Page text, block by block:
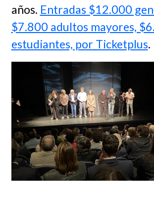
años. Entradas $12.000
$7.800 adultos mayores,
estudiantes, por Ticketplus.